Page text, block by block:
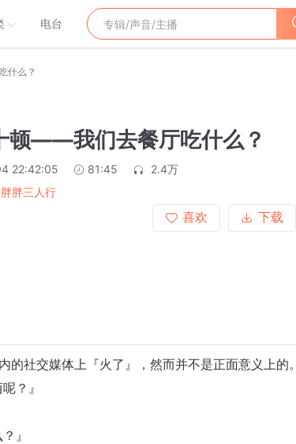
电台
什么？
顿——我们去餐厅吃什么？
22:42:05 81:45
2.4万
胖胖三人行
喜欢
下载
社交媒体上『火了』，然而并不是正面意义上的。
？』
』